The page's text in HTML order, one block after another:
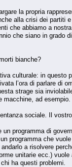
la propria
alla crisi dei partiti
che abbiamo a
che siano in grado
bianche?
culturale: in questo
l’ora di parlare di
strage sia
macchine, ad esempio.
sociale. Il
un programma di
programma che
a risolvere
unitarie ecc.)
ha questi problemi.